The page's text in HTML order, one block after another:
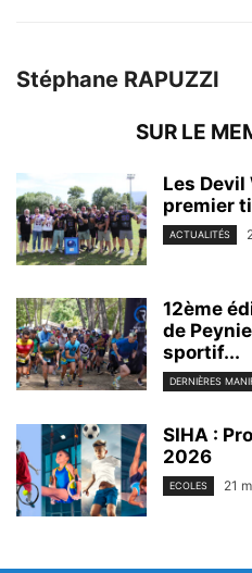
Stéphane RAPUZZI
SUR LE
Les Devil
premier
ACTUALITÉS
12ème
de
sportif...
DERNIÈRES
SIHA :
2026
ECOLES 21